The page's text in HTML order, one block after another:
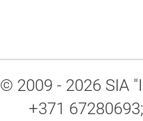
© 2009 - 2026 SIA
+371